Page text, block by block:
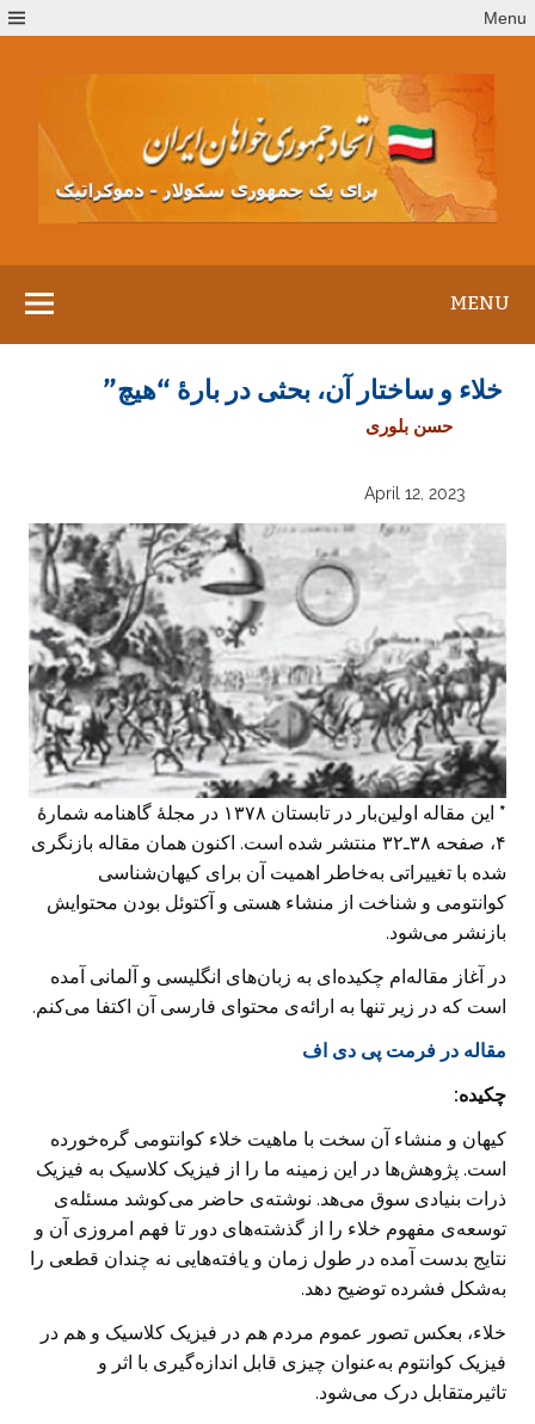
to
Menu
MENU
خلاء و ساختار آن، بحثی در بارهٔ “هیچ”
حسن بلوری
April 12, 2023
*
این مقاله‌ اولین‌بار در تابستان ۱۳۷۸ در مجلهٔ گاهنامه شمارهٔ
۴، صفحه ۳۸ـ۳۲ منتشر شده است. اکنون همان مقاله بازنگری
شده با تغییراتی به‌خاطر اهمیت آن برای کیهان‌شناسی
کوانتومی و شناخت از منشاء هستی و آکتوئل بودن محتوایش
بازنشر می‌شود.
در آغاز مقاله‌ام چکیده‌ای به زبان‌های انگلیسی و آلمانی آمده
است که در زیر تنها به ارائه‌ی محتوای فارسی آن اکتفا می‌کنم.
مقاله در فرمت پی دی اف
چکیده:
کیهان و منشاء آن سخت با ماهیت خلاء کوانتومی گره‌خورده
است. پژوهش‌ها در این زمینه ما را از فیزیک کلاسیک به فیزیک
ذرات بنیادی سوق می‌هد. نوشته‌ی حاضر می‌کوشد مسئله‌ی
توسعه‌ی مفهوم خلاء را از گذشته‌های دور تا فهم امروزی آن و
نتایج بدست آمده در طول زمان و یافته‌هایی نه چندان قطعی را
به‌شکل فشرده توضیح دهد.
خلاء، بعکس تصور عموم مردم هم در فیزیک کلاسیک و هم در
فیزیک کوانتوم به‌عنوان چیزی قابل اندازه‌گیری با اثر و
تاثیرمتقابل درک می‌شود.